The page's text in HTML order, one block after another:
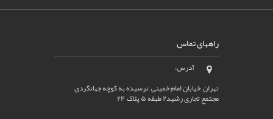
راههای تماس
آدرس:
مجتمع تجاری رشید۲ طبقه ۵ پلاک ۲۴